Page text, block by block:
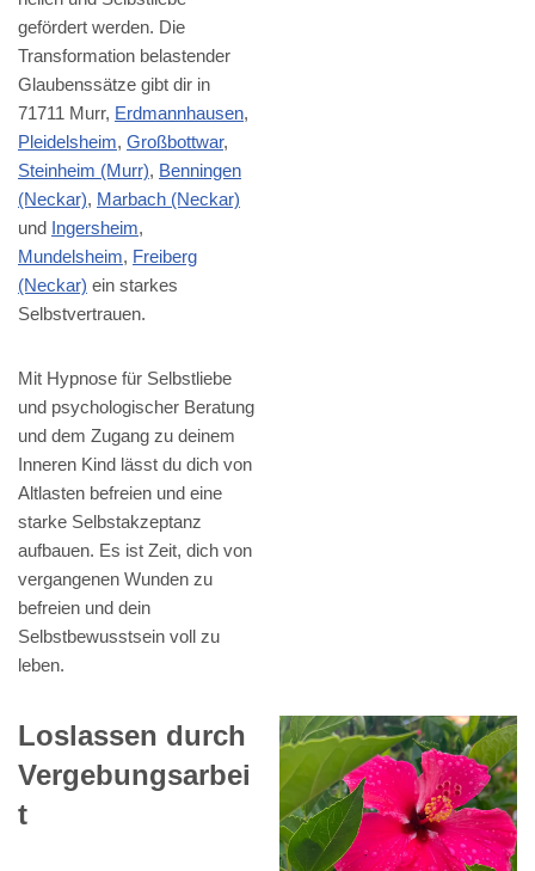
gefördert werden. Die
Transformation belastender
Glaubenssätze gibt dir in
71711 Murr, Erdmannhausen,
Pleidelsheim, Großbottwar,
Steinheim (Murr), Benningen
(Neckar), Marbach (Neckar)
und Ingersheim,
Mundelsheim, Freiberg
(Neckar) ein starkes
Selbstvertrauen.
Mit Hypnose für Selbstliebe
und psychologischer Beratung
und dem Zugang zu deinem
Inneren Kind lässt du dich von
Altlasten befreien und eine
starke Selbstakzeptanz
aufbauen. Es ist Zeit, dich von
vergangenen Wunden zu
befreien und dein
Selbstbewusstsein voll zu
leben.
Loslassen durch
Vergebungsarbei
t